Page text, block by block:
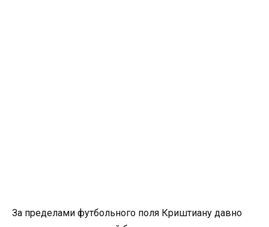
За пределами футбольного поля Криштиану давно